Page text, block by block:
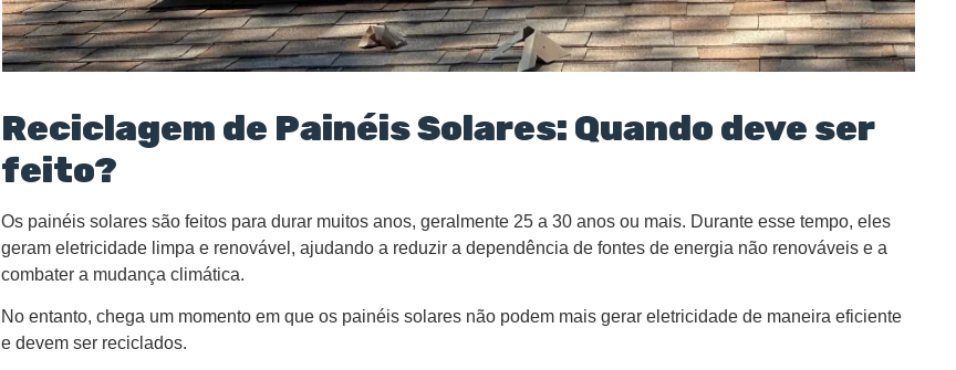
Reciclagem de Painéis Solares: Quando deve ser
feito?
Os painéis solares são feitos para durar muitos anos, geralmente 25 a 30 anos ou mais. Durante esse tempo, eles
geram eletricidade limpa e renovável, ajudando a reduzir a dependência de fontes de energia não renováveis e a
combater a mudança climática.
No entanto, chega um momento em que os painéis solares não podem mais gerar eletricidade de maneira eficiente
e devem ser reciclados.